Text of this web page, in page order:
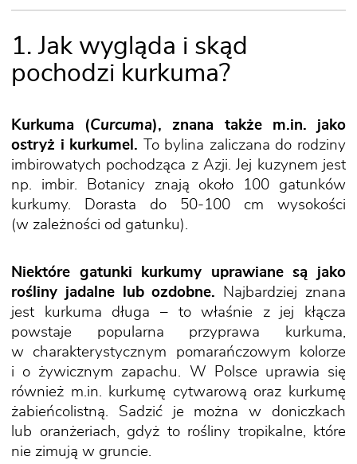
1. Jak wygląda i skąd
pochodzi kurkuma?
Kurkuma (Curcuma), znana także m.in. jako
ostryż i kurkumel. To bylina zaliczana do rodziny
imbirowatych pochodząca z Azji. Jej kuzynem jest
np. imbir. Botanicy znają około 100 gatunków
kurkumy. Dorasta do 50-100 cm wysokości
(w zależności od gatunku).
Niektóre gatunki kurkumy uprawiane są jako
rośliny jadalne lub ozdobne. Najbardziej znana
jest kurkuma długa – to właśnie z jej kłącza
powstaje popularna przyprawa kurkuma,
w charakterystycznym pomarańczowym kolorze
i o żywicznym zapachu. W Polsce uprawia się
również m.in. kurkumę cytwarową oraz kurkumę
żabieńcolistną. Sadzić je można w doniczkach
lub oranżeriach, gdyż to rośliny tropikalne, które
nie zimują w gruncie.